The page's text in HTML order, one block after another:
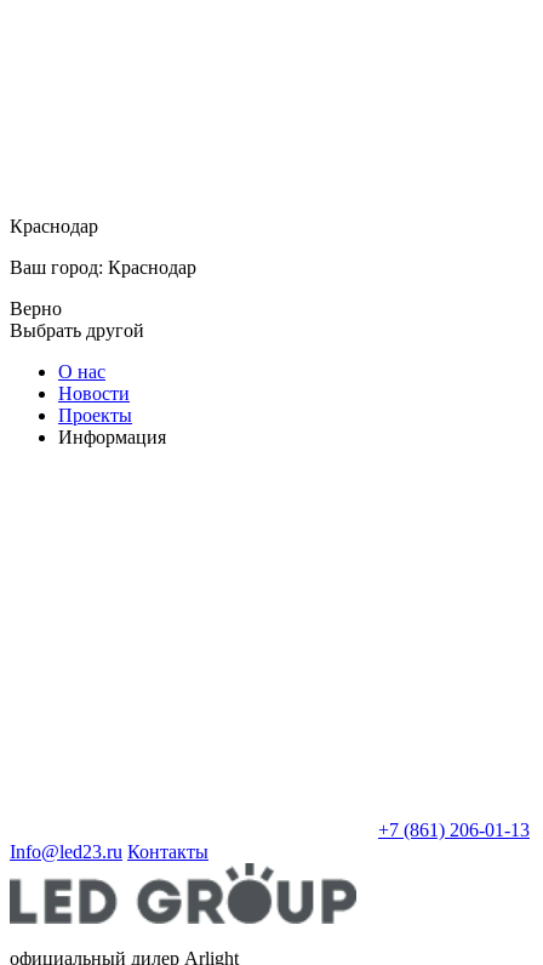
Краснодар
Ваш город: Краснодар
Верно
Выбрать другой
О нас
Новости
Проекты
Информация
+7 (861) 206-01-13
Info@led23.ru Контакты
официальный дилер Arlight